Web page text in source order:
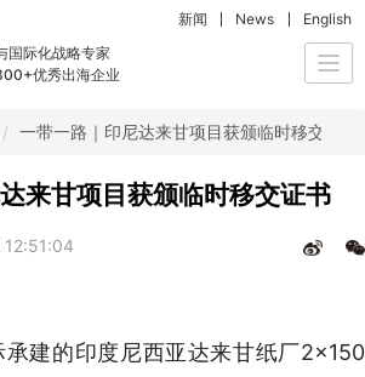
国际化战略专家
优秀出海企业
新闻 News English
一带一路｜印尼达来甘项目获颁临时移交证书
来甘项目获颁临时移交证书
建的印度尼西亚达来甘纸厂2×150